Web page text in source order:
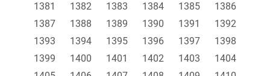
1381
1382 1383 1384 1385
1386
1387
1388 1389 1390 1391
1392
1393
1394 1395 1396 1397
1398
1399
1400 1401 1402 1403
1404